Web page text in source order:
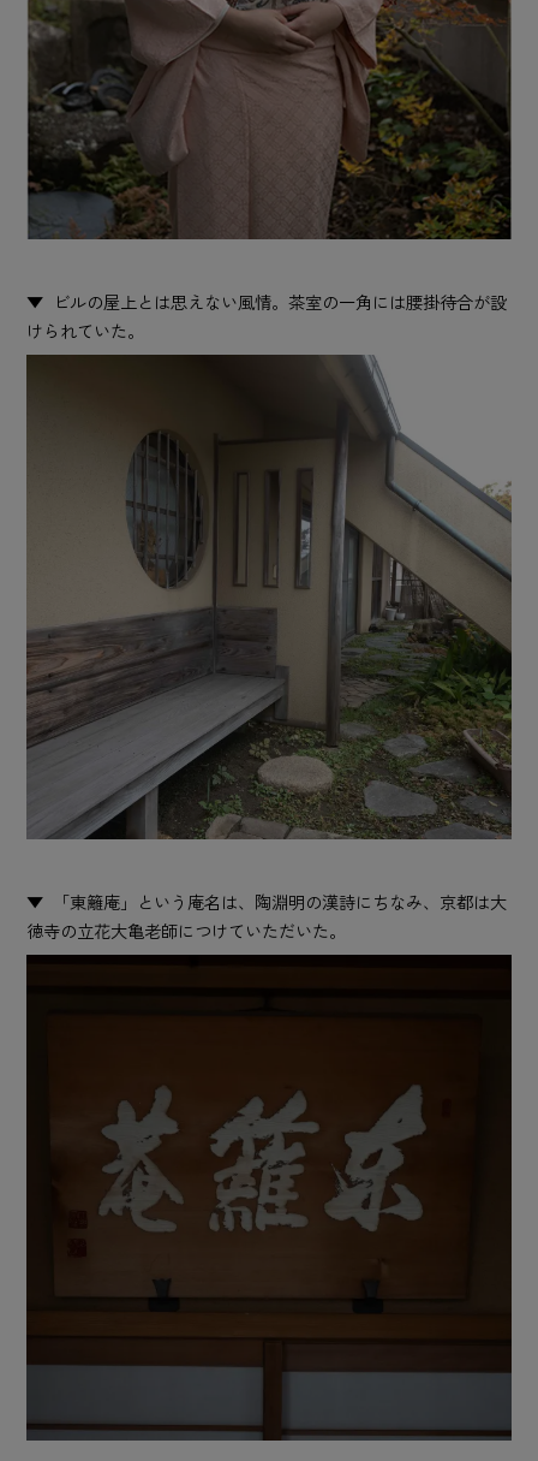
ビルの屋上とは思えない風情。茶室の一角には腰掛待合が設
けられていた。
「東籬庵」という庵名は、陶淵明の漢詩にちなみ、京都は大
徳寺の立花大亀老師につけていただいた。